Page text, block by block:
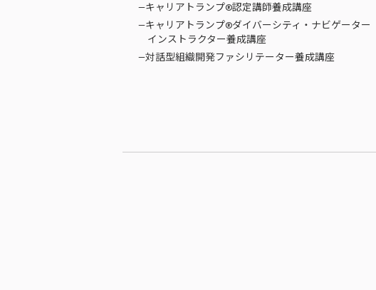
—キャリアトランプ®認定講師養成講座
—キャリアトランプ®ダイバーシティ・ナビゲーター
インストラクター養成講座
—対話型組織開発ファシリテーター養成講座